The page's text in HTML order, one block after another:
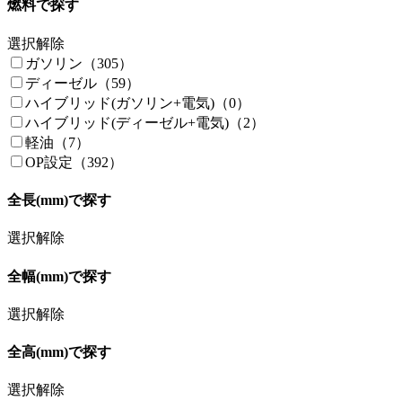
燃料で探す
選択解除
ガソリン（305）
ディーゼル（59）
ハイブリッド(ガソリン+電気)（0）
ハイブリッド(ディーゼル+電気)（2）
軽油（7）
OP設定（392）
全長(mm)で探す
選択解除
全幅(mm)で探す
選択解除
全高(mm)で探す
選択解除